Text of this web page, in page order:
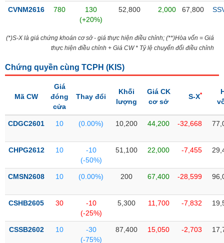
mục
ETF
phiếu
tiết
quan
dịch
chính
tích
thuật
sơ
doanh
CVNM2616 780
130
(+20%)
52,800 2,000 67,800
(*)S-X là giá chứng khoán cơ sở - giá thực hiện điều chỉnh; (**)Hòa vốn = Giá
thực hiện điều chỉnh + Giá CW * Tỷ lệ chuyển đổi điều chỉnh
Chứng quyền cùng TCPH (KIS)
Mã CW
Giá
đóng
cửa
Thay đổi
Khối
lượng
Giá CK
cơ sở
S-X*
CDGC2601 10 (0.00%) 10,200 44,200 -32,668
CHPG2612 10
-10
(-50%)
51,100 22,000 -7,455
CMSN2608 10 (0.00%) 200 67,400 -28,599
CSHB2605 30
-10
(-25%)
5,300 11,700 -7,832
CSSB2602 10
-30
(-75%)
87,400 15,050 -2,703
MỚI
(-)
SECTOR
NĂNG
VẬT